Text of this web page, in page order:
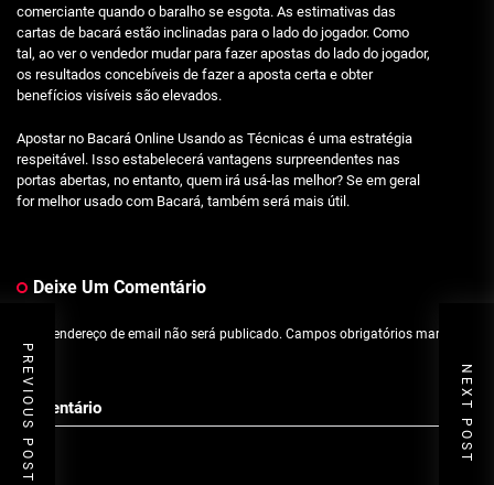
comerciante quando o baralho se esgota. As estimativas das
cartas de bacará estão inclinadas para o lado do jogador. Como
tal, ao ver o vendedor mudar para fazer apostas do lado do jogador,
os resultados concebíveis de fazer a aposta certa e obter
benefícios visíveis são elevados.
Apostar no Bacará Online Usando as Técnicas é uma estratégia
respeitável. Isso estabelecerá vantagens surpreendentes nas
portas abertas, no entanto, quem irá usá-las melhor? Se em geral
for melhor usado com Bacará, também será mais útil.
Deixe Um Comentário
O seu endereço de email não será publicado. Campos obrigatórios marcados
com
Comentário
PREVIOUS POST NEXT POST